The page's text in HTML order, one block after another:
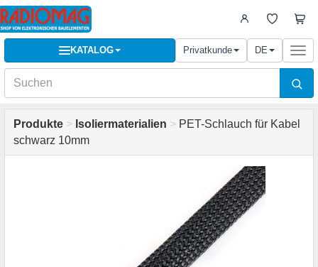
KATALOG Privatkunde DE
Produkte > Isoliermaterialien > PET-Schlauch für Kabel
schwarz 10mm